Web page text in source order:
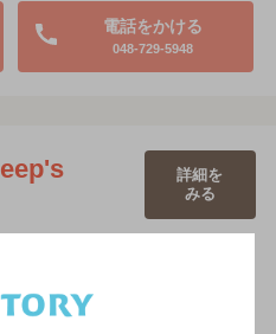
電話をかける
048-729-5948
詳細を
みる